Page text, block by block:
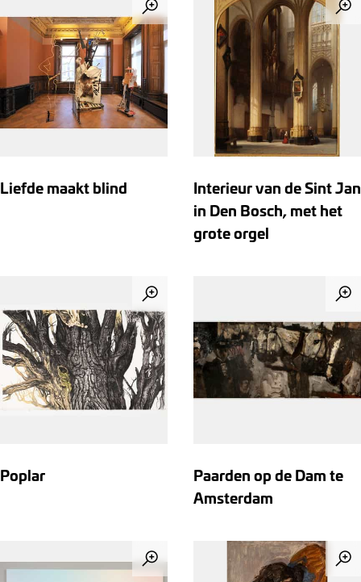
Liefde maakt blind
Interieur van de Sint Jan
in Den Bosch, met het
grote orgel
Poplar
Paarden op de Dam te
Amsterdam